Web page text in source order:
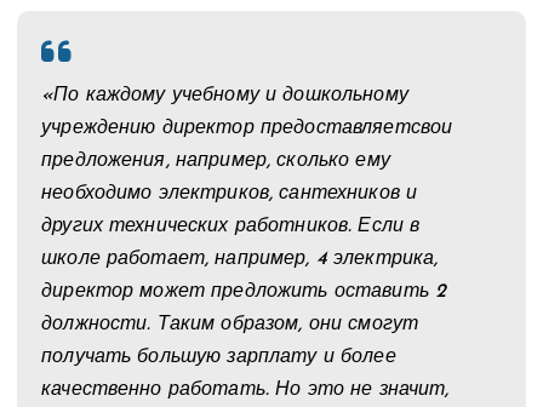
«По каждому учебному и дошкольному
учреждению директор предоставляетсвои
предложения, например, сколько ему
необходимо электриков, сантехников и
других технических работников. Если в
школе работает, например, 4 электрика,
директор может предложить оставить 2
должности. Таким образом, они смогут
получать большую зарплату и более
качественно работать. Но это не значит,